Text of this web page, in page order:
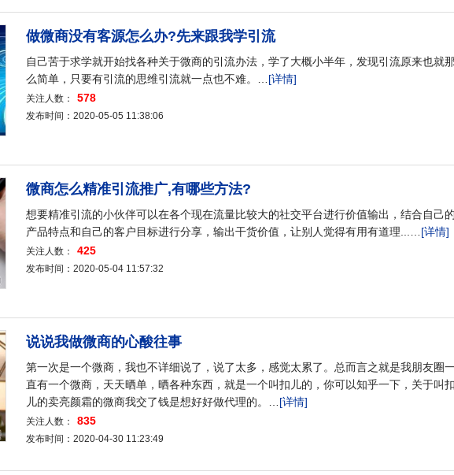
做微商没有客源怎么办?先来跟我学引流
自己苦于求学就开始找各种关于微商的引流办法，学了大概小半年，发现引流原来也就那
么简单，只要有引流的思维引流就一点也不难。… [详情]
关注人数： 578
发布时间：2020-05-05 11:38:06
微商怎么精准引流推广,有哪些方法?
想要精准引流的小伙伴可以在各个现在流量比较大的社交平台进行价值输出，结合自己的
产品特点和自己的客户目标进行分享，输出干货价值，让别人觉得有用有道理...… [详情]
关注人数： 425
发布时间：2020-05-04 11:57:32
说说我做微商的心酸往事
第一次是一个微商，我也不详细说了，说了太多，感觉太累了。总而言之就是我朋友圈
直有一个微商，天天晒单，晒各种东西，就是一个叫扣儿的，你可以知乎一下，关于叫扣
儿的卖亮颜霜的微商我交了钱是想好好做代理的。… [详情]
关注人数： 835
发布时间：2020-04-30 11:23:49